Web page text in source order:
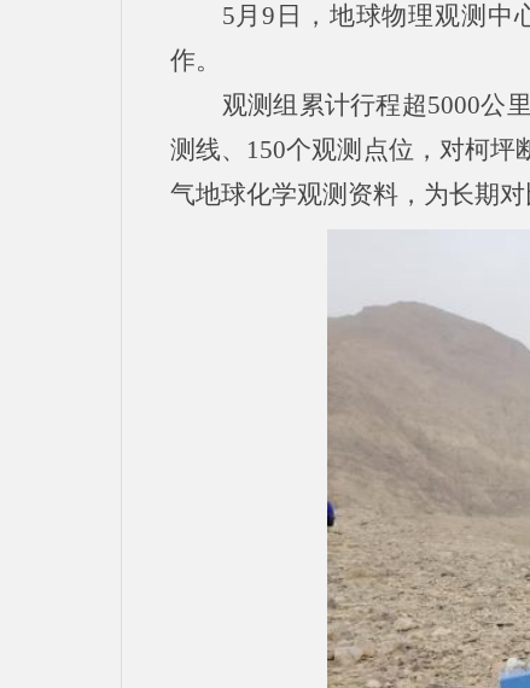
5月9日，地球物理观测中
作。
观测组累计行程超5000公
测线、150个观测点位，对柯坪
气地球化学观测资料，为长期